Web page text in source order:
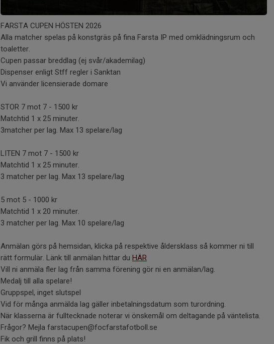
FARSTA CUPEN HÖSTEN 2026
Alla matcher spelas på konstgräs på fina Farsta IP med omklädningsrum och
toaletter.
Cupen passar breddlag (ej svår/akademilag)
Dispenser enligt Stff regler i Sanktan
Vi använder licensierade domare
STOR 7 mot 7 - 1500 kr
Matchtid 1 x 25 minuter.
3matcher per lag. Max 13 spelare/lag
LITEN 7 mot 7 - 1500 kr
Matchtid 1 x 25 minuter.
3 matcher per lag. Max 13 spelare/lag
5 mot 5 - 1000 kr
Matchtid 1 x 20 minuter.
3 matcher per lag. Max 10 spelare/lag
Anmälan görs på hemsidan, klicka på respektive åldersklass så kommer ni till
rätt formulär. Länk till anmälan hittar du HÄR
Vill ni anmäla fler lag från samma förening gör ni en anmälan/lag.
Medalj till alla spelare!
Gruppspel, inget slutspel
Vid för många anmälda lag gäller inbetalningsdatum som turordning.
När klasserna är fulltecknade noterar vi önskemål om deltagande på väntelista.
Frågor? Mejla farstacupen@focfarstafotboll.se
Fik och grill finns på plats!